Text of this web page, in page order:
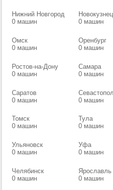
Нижний Новгород
0 машин
0 машин
Омск
0 машин
Оренбург
0 машин
Ростов-на-Дону
0 машин
Самара
0 машин
Саратов
0 машин
0 машин
Томск
0 машин
Тула
0 машин
Ульяновск
0 машин
Уфа
0 машин
Челябинск
0 машин
Ярославль
0 машин